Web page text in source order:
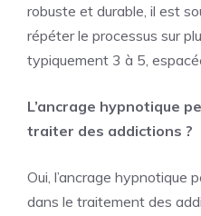
robuste et durable, il est
répéter le processus sur
typiquement 3 à 5,
L’ancrage hypnotique
traiter des addictions ?
Oui, l’ancrage hypnotique
dans le traitement des